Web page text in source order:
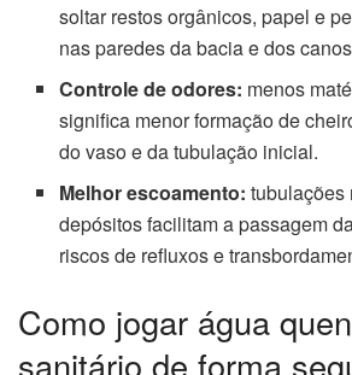
soltar restos orgânicos, papel e
nas paredes da bacia e dos
Controle de odores: menos
significa menor formação de
do vaso e da tubulação inicial.
Melhor escoamento: tubulações
depósitos facilitam a passagem
riscos de refluxos e
Como jogar água
sanitário de forma